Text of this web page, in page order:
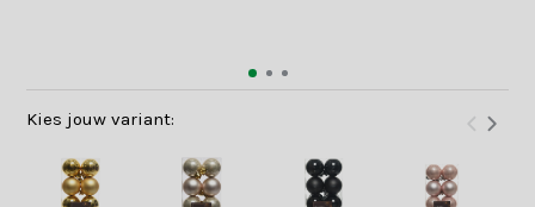
Kies jouw variant: